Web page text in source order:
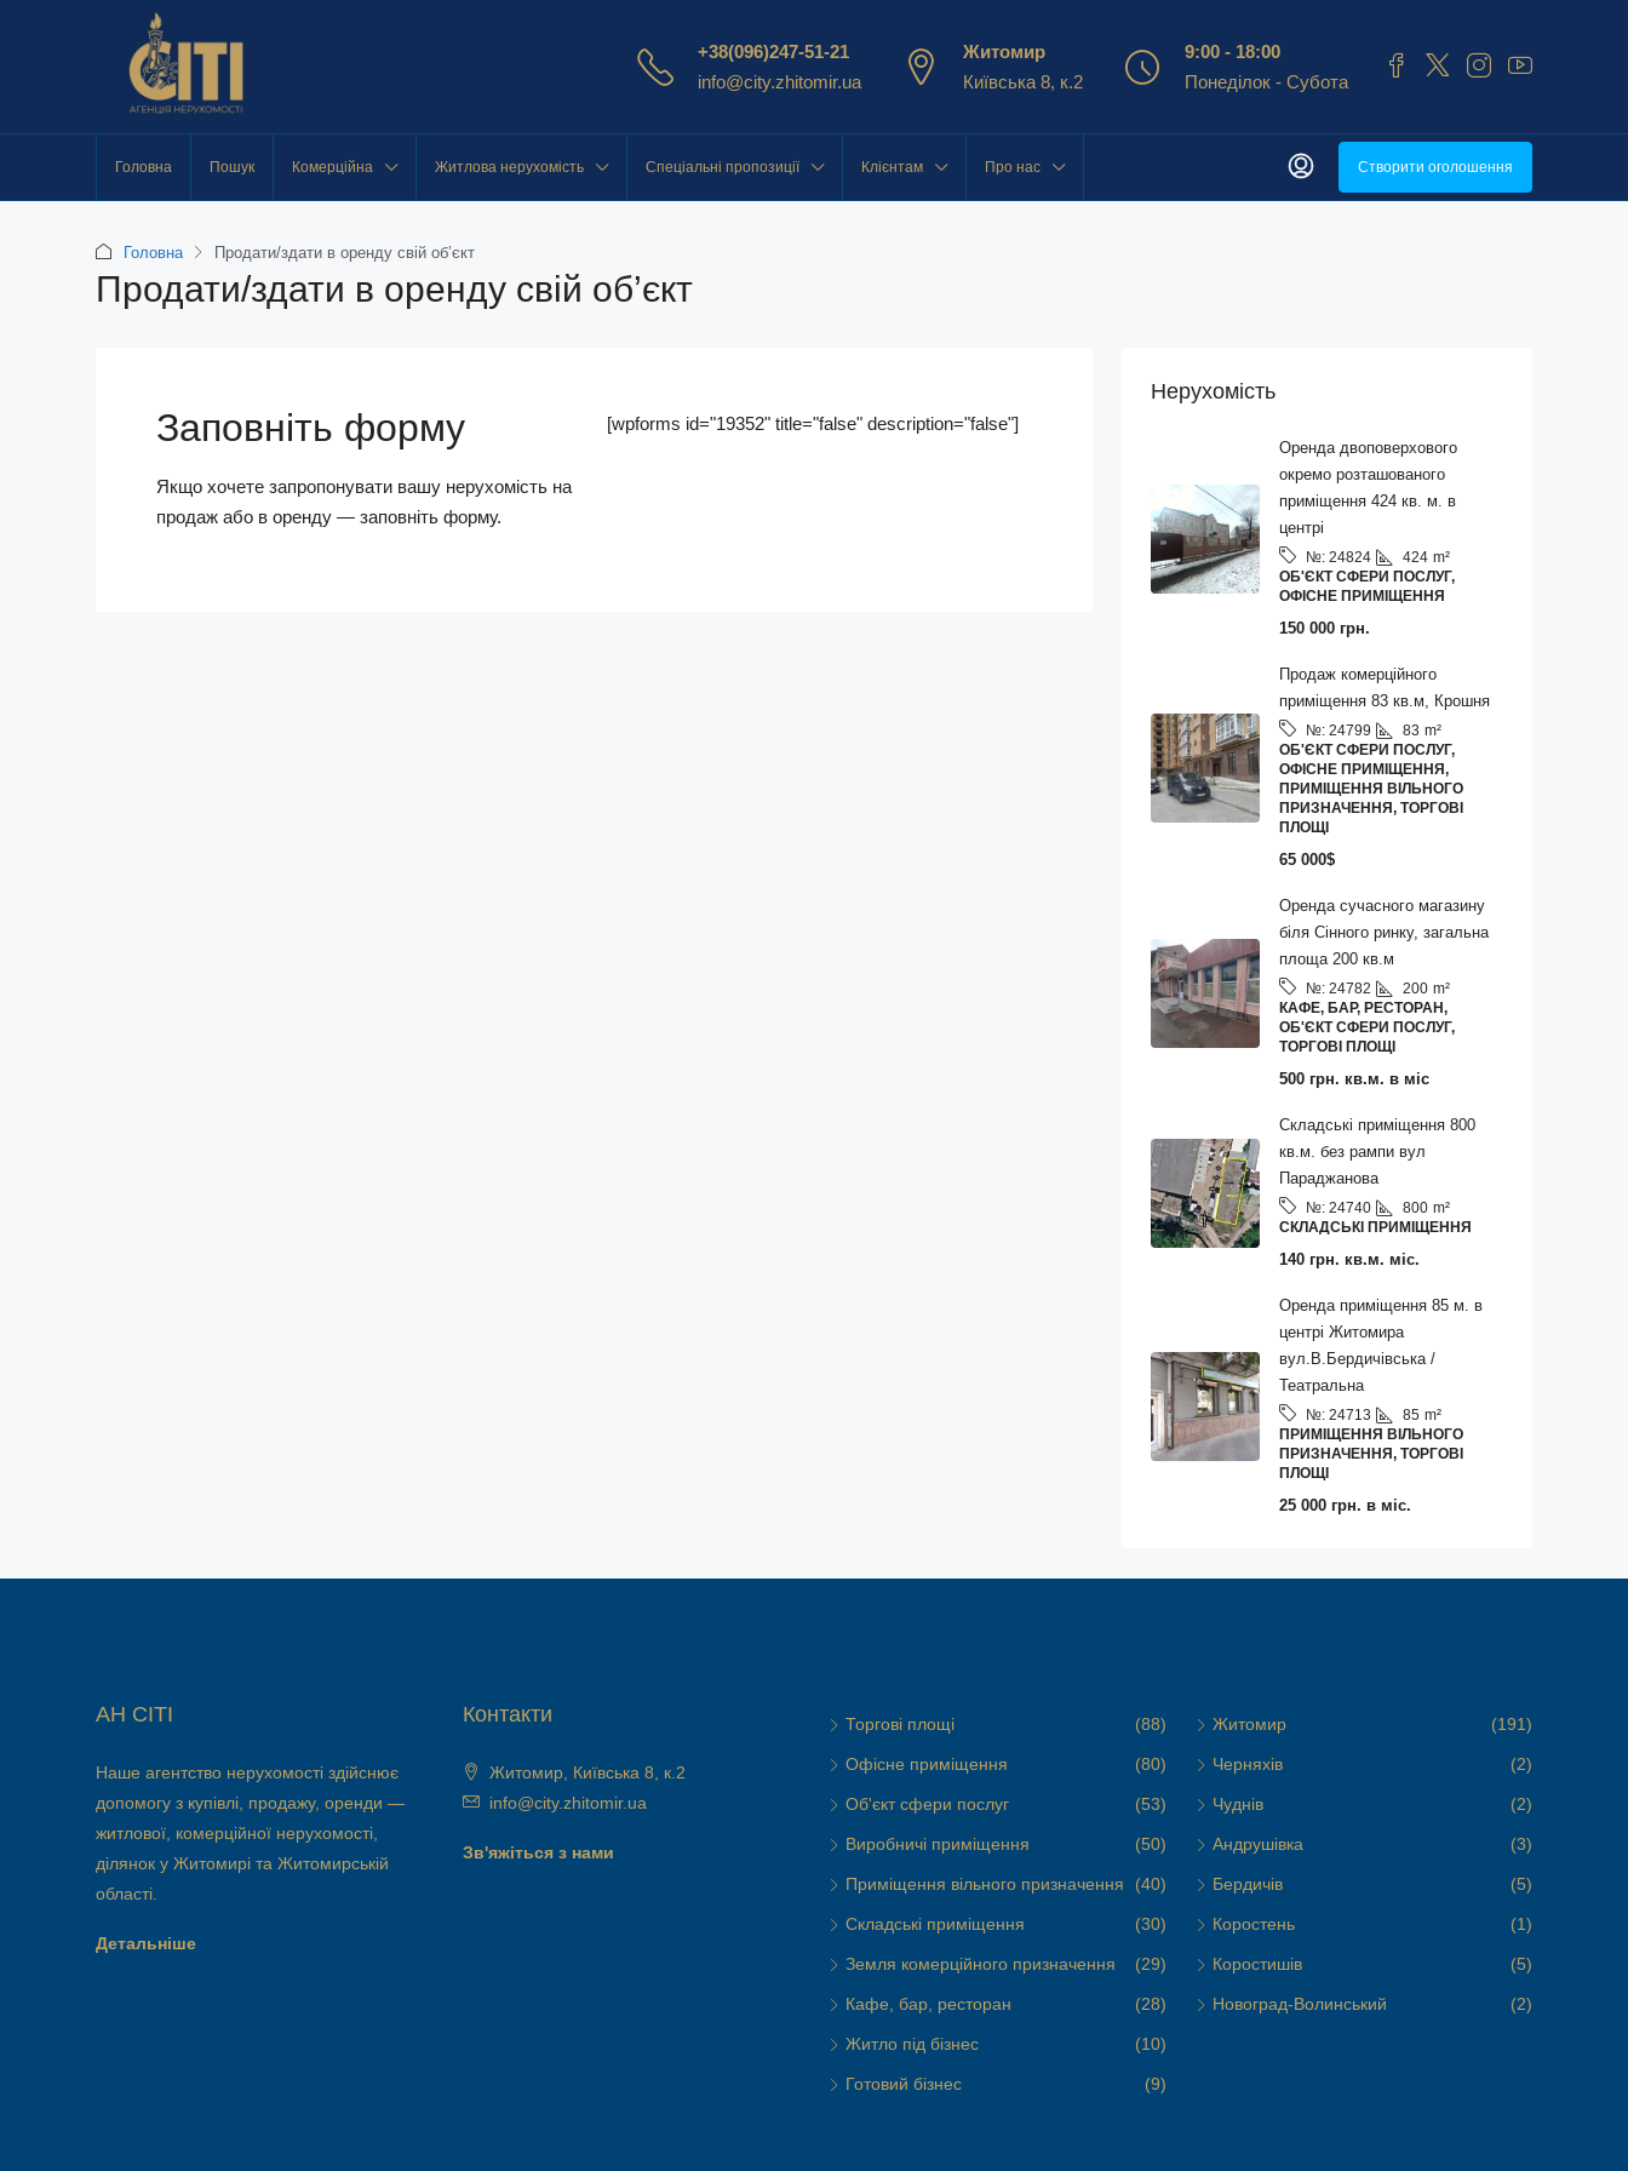
+38(096)247-51-21
info@city.zhitomir.ua
Житомир
Київська 8, к.2
9:00 - 18:00
Понеділок - Субота
Головна Пошук Комерційна Житлова нерухомість Спеціальні пропозиції Клієнтам Про нас Створити оголошення
Головна Продати/здати в оренду свій об’єкт
Продати/здати в оренду свій об’єкт
Заповніть форму
Якщо хочете запропонувати вашу нерухомість на
продаж або в оренду — заповніть форму.
[wpforms id="19352" title="false" description="false"]
Нерухомість
Оренда двоповерхового
окремо розташованого
приміщення 424 кв. м. в
центрі
№: 24824 424 m²
ОБ'ЄКТ СФЕРИ ПОСЛУГ,
ОФІСНЕ ПРИМІЩЕННЯ
150 000 грн.
Продаж комерційного
приміщення 83 кв.м, Крошня
№: 24799 83 m²
ОБ'ЄКТ СФЕРИ ПОСЛУГ,
ОФІСНЕ ПРИМІЩЕННЯ,
ПРИМІЩЕННЯ ВІЛЬНОГО
ПРИЗНАЧЕННЯ, ТОРГОВІ
ПЛОЩІ
65 000$
Оренда сучасного магазину
біля Сінного ринку, загальна
площа 200 кв.м
№: 24782 200 m²
КАФЕ, БАР, РЕСТОРАН,
ОБ'ЄКТ СФЕРИ ПОСЛУГ,
ТОРГОВІ ПЛОЩІ
500 грн. кв.м. в міс
Складські приміщення 800
кв.м. без рампи вул
Параджанова
№: 24740 800 m²
СКЛАДСЬКІ ПРИМІЩЕННЯ
140 грн. кв.м. міс.
Оренда приміщення 85 м. в
центрі Житомира
вул.В.Бердичівська /
Театральна
№: 24713 85 m²
ПРИМІЩЕННЯ ВІЛЬНОГО
ПРИЗНАЧЕННЯ, ТОРГОВІ
ПЛОЩІ
25 000 грн. в міс.
АН СІТІ
Наше агентство нерухомості здійснює
допомогу з купівлі, продажу, оренди —
житлової, комерційної нерухомості,
ділянок у Житомирі та Житомирській
області.
Детальніше
Контакти
Житомир, Київська 8, к.2
info@city.zhitomir.ua
Зв'яжіться з нами
Торгові площі (88)
Офісне приміщення (80)
Об'єкт сфери послуг (53)
Виробничі приміщення (50)
Приміщення вільного призначення (40)
Складські приміщення (30)
Земля комерційного призначення (29)
Кафе, бар, ресторан (28)
Житло під бізнес (10)
Готовий бізнес (9)
Житомир (191)
Черняхів (2)
Чуднів (2)
Андрушівка (3)
Бердичів (5)
Коростень (1)
Коростишів (5)
Новоград-Волинський (2)